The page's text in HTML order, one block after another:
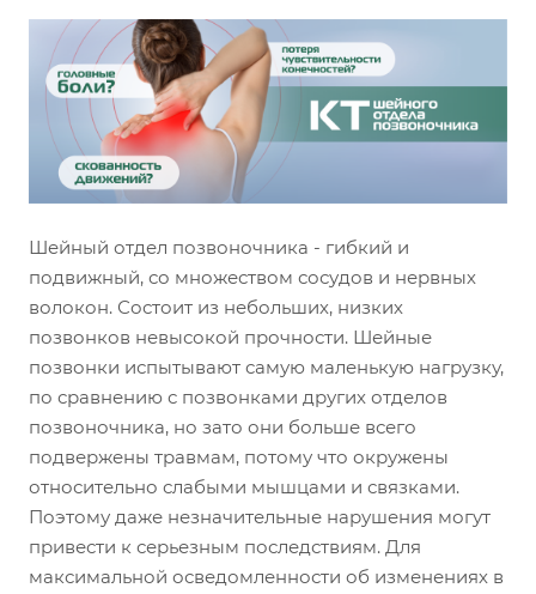
Шейный отдел позвоночника - гибкий и
подвижный, со множеством сосудов и нервных
волокон. Состоит из небольших, низких
позвонков невысокой прочности. Шейные
позвонки испытывают самую маленькую нагрузку,
по сравнению с позвонками других отделов
позвоночника, но зато они больше всего
подвержены травмам, потому что окружены
относительно слабыми мышцами и связками.
Поэтому даже незначительные нарушения могут
привести к серьезным последствиям. Для
максимальной осведомленности об изменениях в